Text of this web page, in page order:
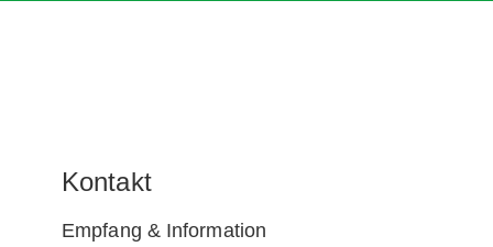
Kontakt
Empfang & Information